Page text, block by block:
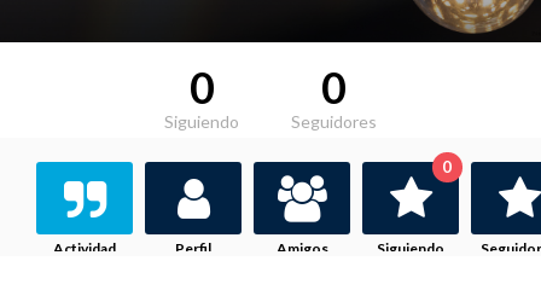
0
Siguiendo
0
Seguidores
Actividad Perfil Amigos Siguiendo
0